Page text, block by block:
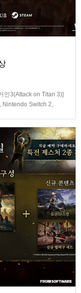
인3(Attack on Titan 3)]
Switch 2,